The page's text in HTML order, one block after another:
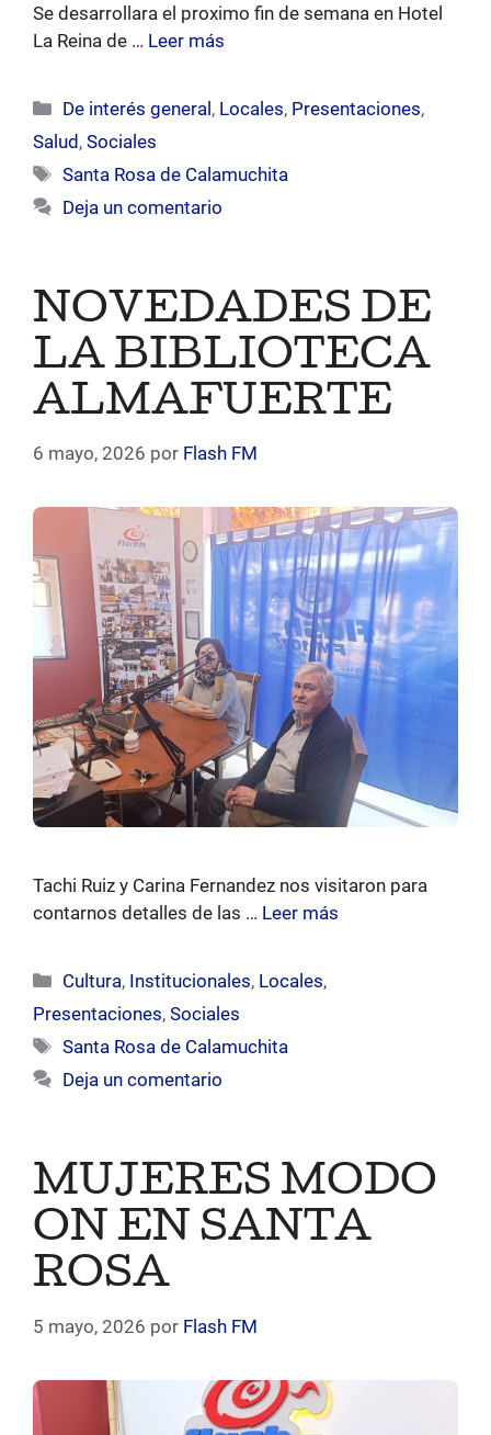
Se desarrollara el proximo fin de semana en Hotel
La Reina de … Leer más
Categorías
De interés general, Locales, Presentaciones,
Salud, Sociales
Etiquetas
Santa Rosa de Calamuchita
Deja un comentario
NOVEDADES DE
LA BIBLIOTECA
ALMAFUERTE
6 mayo, 2026 por Flash FM
Tachi Ruiz y Carina Fernandez nos visitaron para
contarnos detalles de las … Leer más
Categorías
Cultura, Institucionales, Locales,
Presentaciones, Sociales
Etiquetas
Santa Rosa de Calamuchita
Deja un comentario
MUJERES MODO
ON EN SANTA
ROSA
5 mayo, 2026 por Flash FM